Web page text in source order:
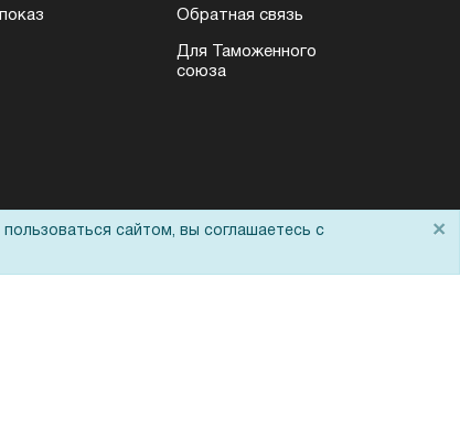
Обратная связь
Для Таможенного
союза
сайтом, вы соглашаетесь с
×